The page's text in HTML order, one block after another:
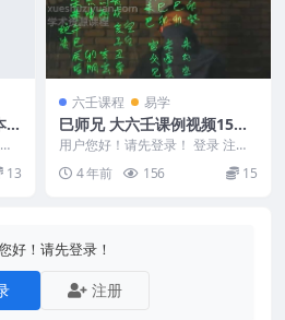
13
六壬课程 易学
巳师兄 大六壬课例视频15集
合集
用户您好！请先登录！ 登录 注册
巳师兄大六壬课例 巳师兄 大六壬
课例视频1...
4 年前 156 15
好！请先登录！
注册